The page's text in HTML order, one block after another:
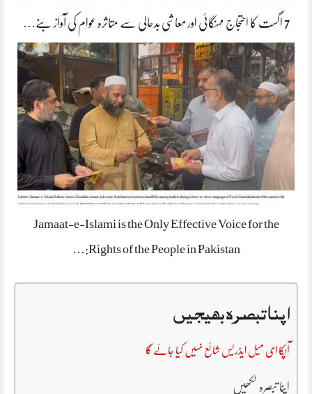
7 اگست کا احتجاج مہنگائی اور معاشی بدحالی سے متاثرہ عوام کی آواز بنے…
Jamaat-e-Islami is the Only Effective Voice for the
Rights of the People in Pakistan:…
اپنا تبصرہ بھیجیں
آپکا ای میل ایڈریس شائع نہیں کیا جائے گا
اپنا تبصرہ لکھیں